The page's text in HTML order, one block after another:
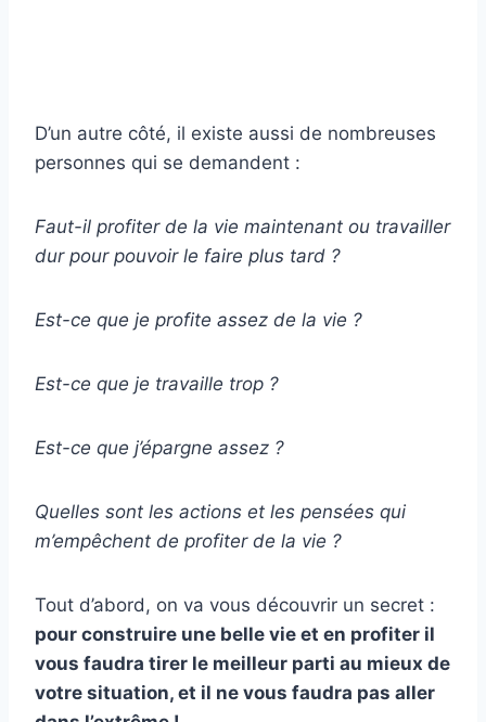
D’un autre côté, il existe aussi de nombreuses
personnes qui se demandent :
Faut-il profiter de la vie maintenant ou travailler
dur pour pouvoir le faire plus tard ?
Est-ce que je profite assez de la vie ?
Est-ce que je travaille trop ?
Est-ce que j’épargne assez ?
Quelles sont les actions et les pensées qui
m’empêchent de profiter de la vie ?
Tout d’abord, on va vous découvrir un secret :
pour construire une belle vie et en profiter il
vous faudra tirer le meilleur parti au mieux de
votre situation, et il ne vous faudra pas aller